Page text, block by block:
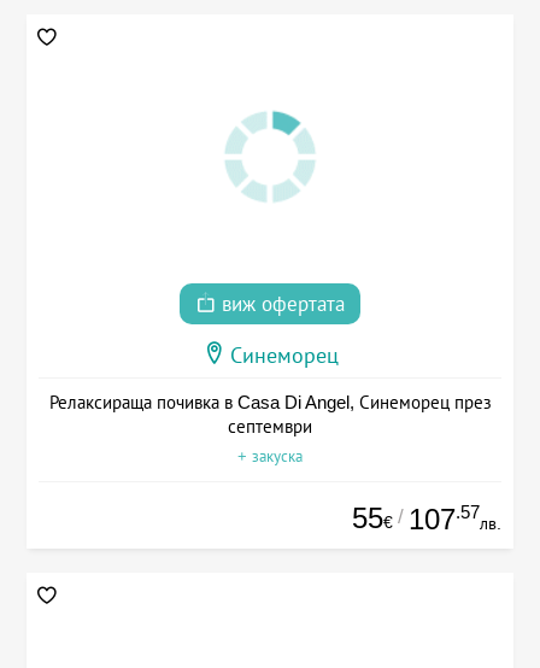
виж офертата
Синеморец
Релаксираща почивка в Casa Di Angel, Синеморец през
септември
+ закуска
55€ / 107.57
лв.